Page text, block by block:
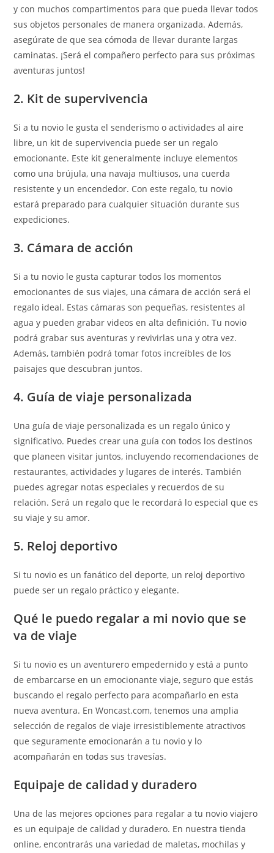
y con muchos compartimentos para que pueda llevar todos
sus objetos personales de manera organizada. Además,
asegúrate de que sea cómoda de llevar durante largas
caminatas. ¡Será el compañero perfecto para sus próximas
aventuras juntos!
2. Kit de supervivencia
Si a tu novio le gusta el senderismo o actividades al aire
libre, un kit de supervivencia puede ser un regalo
emocionante. Este kit generalmente incluye elementos
como una brújula, una navaja multiusos, una cuerda
resistente y un encendedor. Con este regalo, tu novio
estará preparado para cualquier situación durante sus
expediciones.
3. Cámara de acción
Si a tu novio le gusta capturar todos los momentos
emocionantes de sus viajes, una cámara de acción será el
regalo ideal. Estas cámaras son pequeñas, resistentes al
agua y pueden grabar videos en alta definición. Tu novio
podrá grabar sus aventuras y revivirlas una y otra vez.
Además, también podrá tomar fotos increíbles de los
paisajes que descubran juntos.
4. Guía de viaje personalizada
Una guía de viaje personalizada es un regalo único y
significativo. Puedes crear una guía con todos los destinos
que planeen visitar juntos, incluyendo recomendaciones de
restaurantes, actividades y lugares de interés. También
puedes agregar notas especiales y recuerdos de su
relación. Será un regalo que le recordará lo especial que es
su viaje y su amor.
5. Reloj deportivo
Si tu novio es un fanático del deporte, un reloj deportivo
puede ser un regalo práctico y elegante.
Qué le puedo regalar a mi novio que se
va de viaje
Si tu novio es un aventurero empedernido y está a punto
de embarcarse en un emocionante viaje, seguro que estás
buscando el regalo perfecto para acompañarlo en esta
nueva aventura. En Woncast.com, tenemos una amplia
selección de regalos de viaje irresistiblemente atractivos
que seguramente emocionarán a tu novio y lo
acompañarán en todas sus travesías.
Equipaje de calidad y duradero
Una de las mejores opciones para regalar a tu novio viajero
es un equipaje de calidad y duradero. En nuestra tienda
online, encontrarás una variedad de maletas, mochilas y